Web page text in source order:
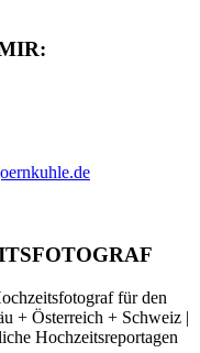
für den
+ Österreich + Schweiz |
Hochzeitsreportagen